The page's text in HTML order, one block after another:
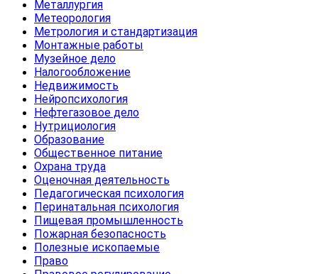
Металлургия
Метеорология
Метрология и стандартизация
Монтажные работы
Музейное дело
Налогообложение
Недвижимость
Нейропсихология
Нефтегазовое дело
Нутрициология
Образование
Общественное питание
Охрана труда
Оценочная деятельность
Педагогическая психология
Перинатальная психология
Пищевая промышленность
Пожарная безопасность
Полезные ископаемые
Право